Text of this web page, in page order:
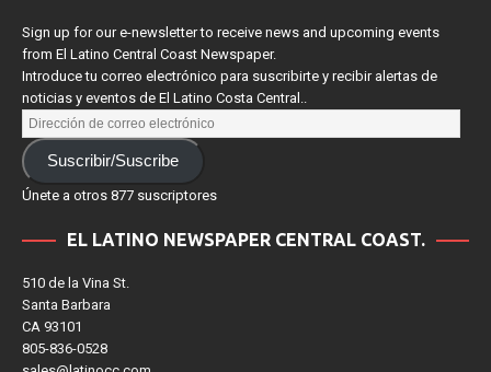
Sign up for our e-newsletter to receive news and upcoming events
from El Latino Central Coast Newspaper.
Introduce tu correo electrónico para suscribirte y recibir alertas de
noticias y eventos de El Latino Costa Central..
Suscribir/Suscribe
Únete a otros 877 suscriptores
EL LATINO NEWSPAPER CENTRAL COAST.
510 de la Vina St.
Santa Barbara
CA 93101
805-836-0528